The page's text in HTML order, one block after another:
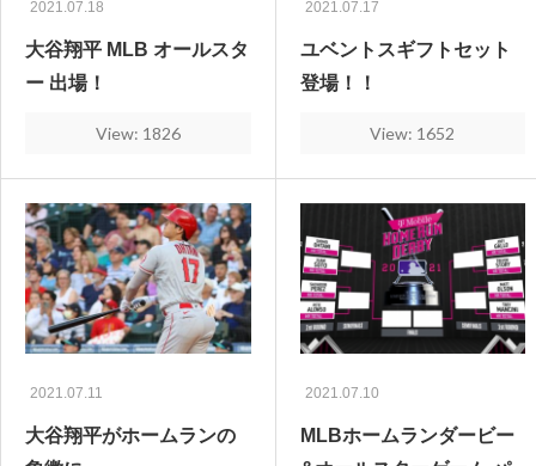
2021.07.18
大谷翔平 MLB オールスタ
ー 出場！
View: 1826
2021.07.17
ユベントスギフトセット
登場！！
View: 1652
2021.07.11
大谷翔平がホームランの
2021.07.10
MLBホームランダービー